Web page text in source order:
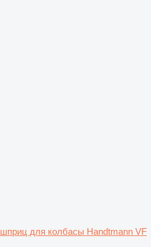
шприц для колбасы Handtmann VF